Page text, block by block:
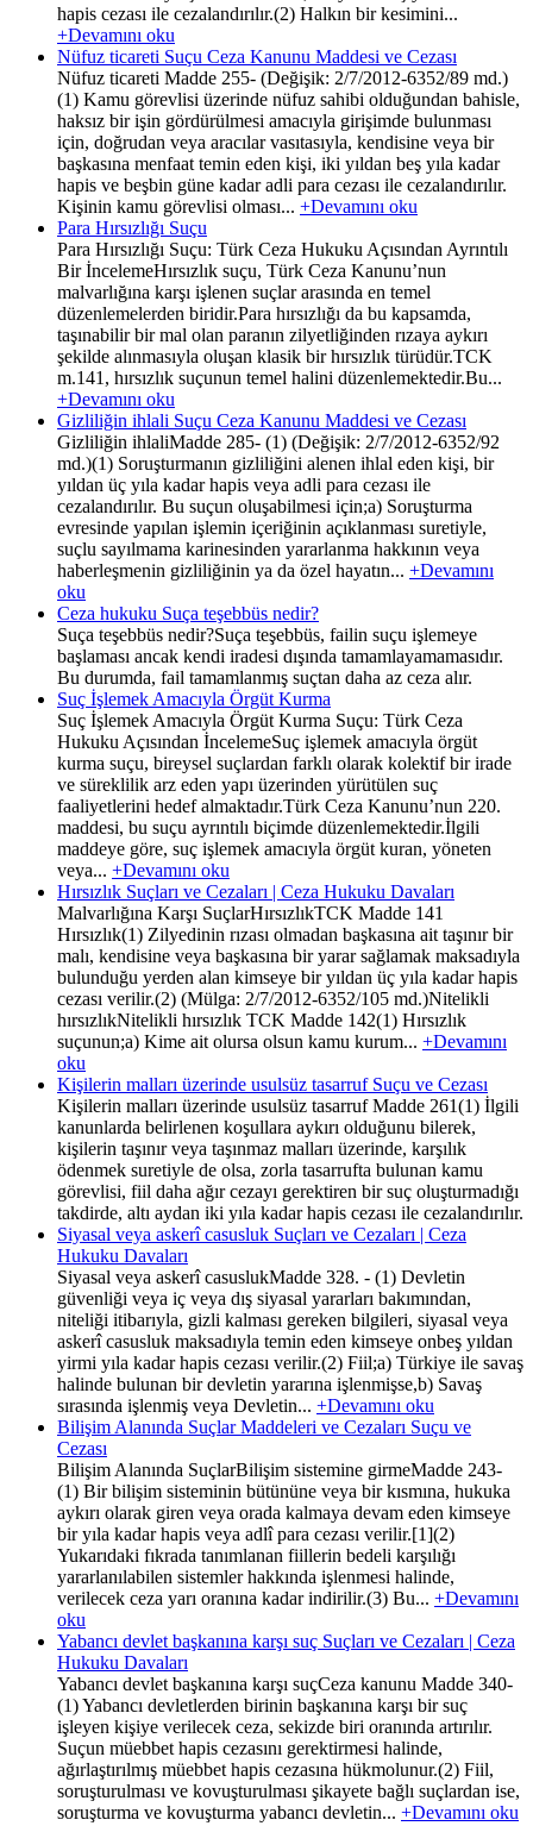
hapis cezası ile cezalandırılır.(2) Halkın bir kesimini...
+Devamını oku
Nüfuz ticareti Suçu Ceza Kanunu Maddesi ve Cezası
Nüfuz ticareti Madde 255- (Değişik: 2/7/2012-6352/89 md.)
(1) Kamu görevlisi üzerinde nüfuz sahibi olduğundan bahisle,
haksız bir işin gördürülmesi amacıyla girişimde bulunması
için, doğrudan veya aracılar vasıtasıyla, kendisine veya bir
başkasına menfaat temin eden kişi, iki yıldan beş yıla kadar
hapis ve beşbin güne kadar adli para cezası ile cezalandırılır.
Kişinin kamu görevlisi olması... +Devamını oku
Para Hırsızlığı Suçu
Para Hırsızlığı Suçu: Türk Ceza Hukuku Açısından Ayrıntılı
Bir İncelemeHırsızlık suçu, Türk Ceza Kanunu’nun
malvarlığına karşı işlenen suçlar arasında en temel
düzenlemelerden biridir.Para hırsızlığı da bu kapsamda,
taşınabilir bir mal olan paranın zilyetliğinden rızaya aykırı
şekilde alınmasıyla oluşan klasik bir hırsızlık türüdür.TCK
m.141, hırsızlık suçunun temel halini düzenlemektedir.Bu...
+Devamını oku
Gizliliğin ihlali Suçu Ceza Kanunu Maddesi ve Cezası
Gizliliğin ihlaliMadde 285- (1) (Değişik: 2/7/2012-6352/92
md.)(1) Soruşturmanın gizliliğini alenen ihlal eden kişi, bir
yıldan üç yıla kadar hapis veya adli para cezası ile
cezalandırılır. Bu suçun oluşabilmesi için;a) Soruşturma
evresinde yapılan işlemin içeriğinin açıklanması suretiyle,
suçlu sayılmama karinesinden yararlanma hakkının veya
haberleşmenin gizliliğinin ya da özel hayatın... +Devamını
oku
Ceza hukuku Suça teşebbüs nedir?
Suça teşebbüs nedir?Suça teşebbüs, failin suçu işlemeye
başlaması ancak kendi iradesi dışında tamamlayamamasıdır.
Bu durumda, fail tamamlanmış suçtan daha az ceza alır.
Suç İşlemek Amacıyla Örgüt Kurma
Suç İşlemek Amacıyla Örgüt Kurma Suçu: Türk Ceza
Hukuku Açısından İncelemeSuç işlemek amacıyla örgüt
kurma suçu, bireysel suçlardan farklı olarak kolektif bir irade
ve süreklilik arz eden yapı üzerinden yürütülen suç
faaliyetlerini hedef almaktadır.Türk Ceza Kanunu’nun 220.
maddesi, bu suçu ayrıntılı biçimde düzenlemektedir.İlgili
maddeye göre, suç işlemek amacıyla örgüt kuran, yöneten
veya... +Devamını oku
Hırsızlık Suçları ve Cezaları | Ceza Hukuku Davaları
Malvarlığına Karşı SuçlarHırsızlıkTCK Madde 141
Hırsızlık(1) Zilyedinin rızası olmadan başkasına ait taşınır bir
malı, kendisine veya başkasına bir yarar sağlamak maksadıyla
bulunduğu yerden alan kimseye bir yıldan üç yıla kadar hapis
cezası verilir.(2) (Mülga: 2/7/2012-6352/105 md.)Nitelikli
hırsızlıkNitelikli hırsızlık TCK Madde 142(1) Hırsızlık
suçunun;a) Kime ait olursa olsun kamu kurum... +Devamını
oku
Kişilerin malları üzerinde usulsüz tasarruf Suçu ve Cezası
Kişilerin malları üzerinde usulsüz tasarruf Madde 261(1) İlgili
kanunlarda belirlenen koşullara aykırı olduğunu bilerek,
kişilerin taşınır veya taşınmaz malları üzerinde, karşılık
ödenmek suretiyle de olsa, zorla tasarrufta bulunan kamu
görevlisi, fiil daha ağır cezayı gerektiren bir suç oluşturmadığı
takdirde, altı aydan iki yıla kadar hapis cezası ile cezalandırılır.
Siyasal veya askerî casusluk Suçları ve Cezaları | Ceza
Hukuku Davaları
Siyasal veya askerî casuslukMadde 328. - (1) Devletin
güvenliği veya iç veya dış siyasal yararları bakımından,
niteliği itibarıyla, gizli kalması gereken bilgileri, siyasal veya
askerî casusluk maksadıyla temin eden kimseye onbeş yıldan
yirmi yıla kadar hapis cezası verilir.(2) Fiil;a) Türkiye ile savaş
halinde bulunan bir devletin yararına işlenmişse,b) Savaş
sırasında işlenmiş veya Devletin... +Devamını oku
Bilişim Alanında Suçlar Maddeleri ve Cezaları Suçu ve
Cezası
Bilişim Alanında SuçlarBilişim sistemine girmeMadde 243-
(1) Bir bilişim sisteminin bütününe veya bir kısmına, hukuka
aykırı olarak giren veya orada kalmaya devam eden kimseye
bir yıla kadar hapis veya adlî para cezası verilir.[1](2)
Yukarıdaki fıkrada tanımlanan fiillerin bedeli karşılığı
yararlanılabilen sistemler hakkında işlenmesi halinde,
verilecek ceza yarı oranına kadar indirilir.(3) Bu... +Devamını
oku
Yabancı devlet başkanına karşı suç Suçları ve Cezaları | Ceza
Hukuku Davaları
Yabancı devlet başkanına karşı suçCeza kanunu Madde 340-
(1) Yabancı devletlerden birinin başkanına karşı bir suç
işleyen kişiye verilecek ceza, sekizde biri oranında artırılır.
Suçun müebbet hapis cezasını gerektirmesi halinde,
ağırlaştırılmış müebbet hapis cezasına hükmolunur.(2) Fiil,
soruşturulması ve kovuşturulması şikayete bağlı suçlardan ise,
soruşturma ve kovuşturma yabancı devletin... +Devamını oku